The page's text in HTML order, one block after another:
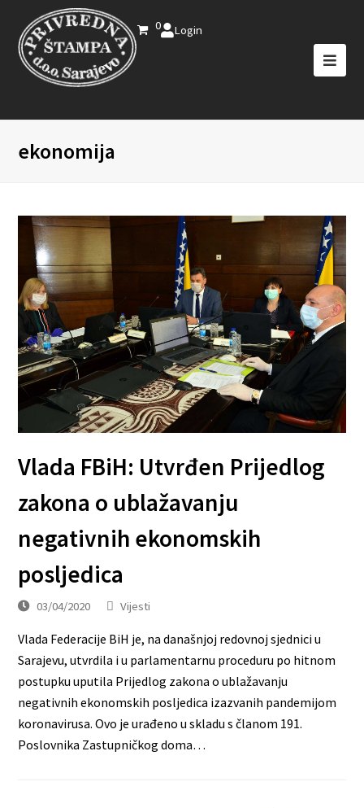
0 Login
ekonomija
Vlada FBiH: Utvrđen Prijedlog
zakona o ublažavanju
negativnih ekonomskih
posljedica
03/04/2020 Vijesti
Vlada Federacije BiH je, na današnjoj redovnoj sjednici u
Sarajevu, utvrdila i u parlamentarnu proceduru po hitnom
postupku uputila Prijedlog zakona o ublažavanju
negativnih ekonomskih posljedica izazvanih pandemijom
koronavirusa. Ovo je urađeno u skladu s članom 191.
Poslovnika Zastupničkog doma…